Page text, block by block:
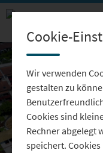
Cookie-
Wir verwenden
gestalten zu
Cookies sind
Rechner abgelegt
speichert.